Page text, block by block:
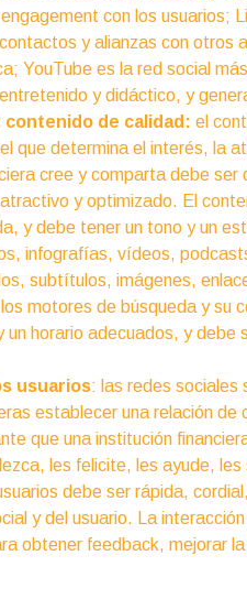
con los usuarios;
y alianzas con otros
YouTube es la red social
y didáctico, y
de calidad: el
que determina el interés, la
cree y comparta debe
y optimizado. El
y debe tener un tono y un
infografías, vídeos,
subtítulos, imágenes,
motores de búsqueda y su
un horario adecuados, y
usuarios: las redes sociales
establecer una relación
que una institución
les felicite, les ayude,
debe ser rápida,
y del usuario. La
obtener feedback, mejorar